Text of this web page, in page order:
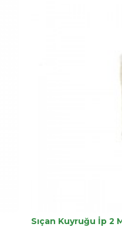
Sıçan Kuyruğu İp 2